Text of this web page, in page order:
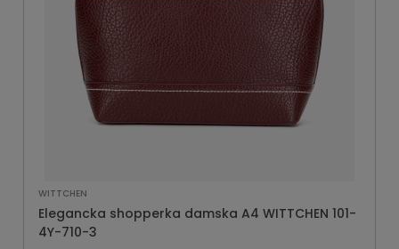
WITTCHEN
Elegancka shopperka damska A4 WITTCHEN 101-
4Y-710-3